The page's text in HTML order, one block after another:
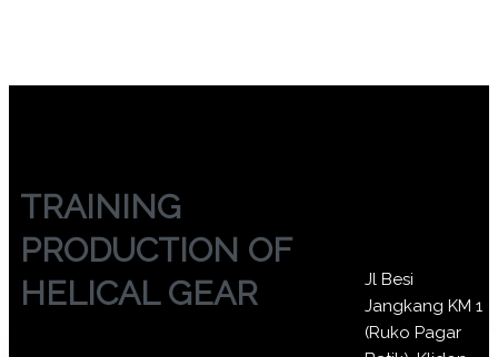
TRAINING
PRODUCTION OF
HELICAL GEAR
Jl Besi
Jangkang KM 1
(Ruko Pagar